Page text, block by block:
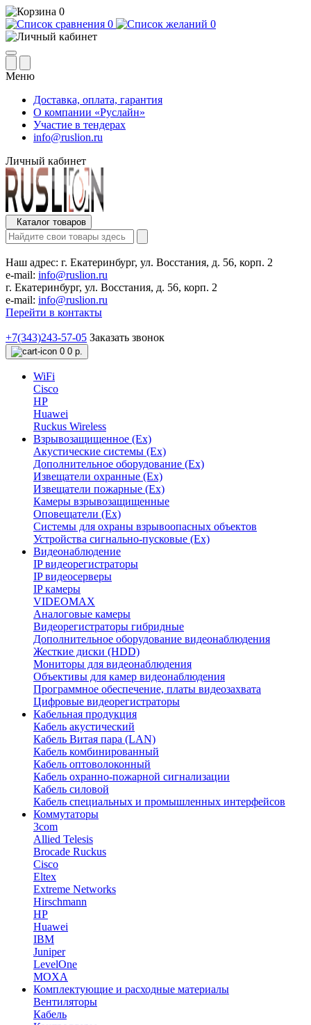
0
0
0
Меню
Доставка, оплата, гарантия
О компании «Руслайн»
Участие в тендерах
info@ruslion.ru
Личный кабинет
Каталог товаров
Наш адрес: г. Екатеринбург, ул. Восстания, д. 56, корп. 2
e-mail: info@ruslion.ru
г. Екатеринбург, ул. Восстания, д. 56, корп. 2
e-mail: info@ruslion.ru
Перейти в контакты
+7(343)243-57-05 Заказать звонок
0 0 р.
WiFi
Cisco
HP
Huawei
Ruckus Wireless
Взрывозащищенное (Ex)
Акустические системы (Ex)
Дополнительное оборудование (Ex)
Извещатели охранные (Ex)
Извещатели пожарные (Ex)
Камеры взрывозащищенные
Оповещатели (Ex)
Системы для охраны взрывоопасных объектов
Устройства сигнально-пусковые (Ex)
Видеонаблюдение
IP видеорегистраторы
IP видеосерверы
IP камеры
VIDEOMAX
Аналоговые камеры
Видеорегистраторы гибридные
Дополнительное оборудование видеонаблюдения
Жесткие диски (HDD)
Мониторы для видеонаблюдения
Объективы для камер видеонаблюдения
Программное обеспечение, платы видеозахвата
Цифровые видеорегистраторы
Кабельная продукция
Кабель акустический
Кабель Витая пара (LAN)
Кабель комбинированный
Кабель оптоволоконный
Кабель охранно-пожарной сигнализации
Кабель силовой
Кабель специальных и промышленных интерфейсов
Коммутаторы
3com
Allied Telesis
Brocade Ruckus
Cisco
Eltex
Extreme Networks
Hirschmann
HP
Huawei
IBM
Juniper
LevelOne
MOXA
Комплектующие и расходные материалы
Вентиляторы
Кабель